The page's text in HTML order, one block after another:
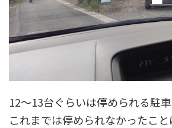
12～13台ぐらいは停められる駐車
これまでは停められなかったこと